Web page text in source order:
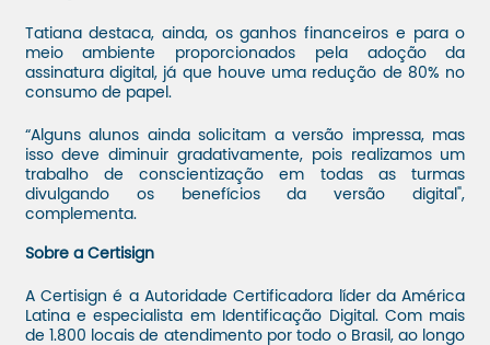
Tatiana destaca, ainda, os ganhos financeiros e para o
meio ambiente proporcionados pela adoção da
assinatura digital, já que houve uma redução de 80% no
consumo de papel.
“Alguns alunos ainda solicitam a versão impressa, mas
isso deve diminuir gradativamente, pois realizamos um
trabalho de conscientização em todas as turmas
divulgando os benefícios da versão digital",
complementa.
Sobre a Certisign
A Certisign é a Autoridade Certificadora líder da América
Latina e especialista em Identificação Digital. Com mais
de 1.800 locais de atendimento por todo o Brasil, ao longo